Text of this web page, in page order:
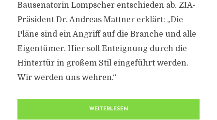
Bausenatorin Lompscher entschieden ab. ZIA-
Präsident Dr. Andreas Mattner erklärt: „Die
Pläne sind ein Angriff auf die Branche und alle
Eigentümer. Hier soll Enteignung durch die
Hintertür in großem Stil eingeführt werden.
Wir werden uns wehren.“
WEITERLESEN